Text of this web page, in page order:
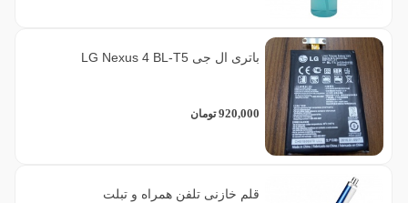
باتری ال جی LG Nexus 4 BL-T5
920,000 تومان
قلم خازنی تلفن همراه و تبلت